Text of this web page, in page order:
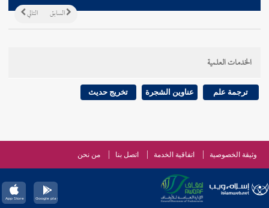
التالي السابق
الخدمات العلمية
ترجمة علم عناوين الشجرة تخريج حديث
وثيقة الخصوصية اتفاقية الخدمة اتصل بنا من نحن